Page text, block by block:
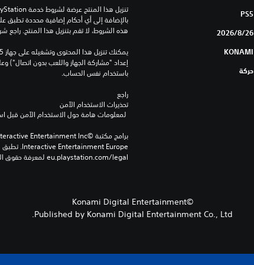
PS5
26‏/8‏/2026
KONAMI
حركة
هذه الشروط، لا تقم بتنزيل هذا المنتج.
باستخدام نفس الحساب.
راجع
تحذيرات الاستخدام الآمن
eu.playstation.com/legal لمعرفة حقوق الاستخدام الكاملة.
©Konami Digital Entertainment
Published by Konami Digital Entertainment Co., Ltd.